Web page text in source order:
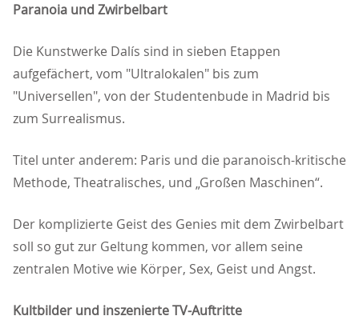
Paranoia und Zwirbelbart
Die Kunstwerke Dalís sind in sieben Etappen
aufgefächert, vom "Ultralokalen" bis zum
"Universellen", von der Studentenbude in Madrid bis
zum Surrealismus.
Titel unter anderem: Paris und die paranoisch-kritische
Methode, Theatralisches, und „Großen Maschinen“.
Der komplizierte Geist des Genies mit dem Zwirbelbart
soll so gut zur Geltung kommen, vor allem seine
zentralen Motive wie Körper, Sex, Geist und Angst.
Kultbilder und inszenierte TV-Auftritte